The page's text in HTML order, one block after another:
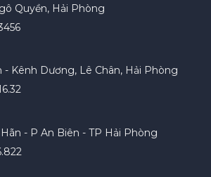
Quyền, Hải Phòng
- Kênh Dương, Lê Chân, Hải Phòng
- P An Biên - TP Hải Phòng